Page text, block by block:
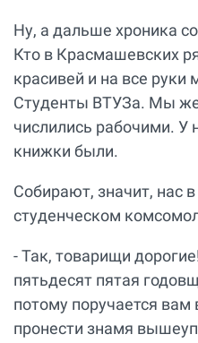
Ну, а дальше хроника
Кто в Красмашевских
красивей и на все руки
Студенты ВТУЗа. Мы же
числились рабочими. У
книжки были.
Собирают, значит, нас
студенческом
- Так, товарищи
пятьдесят пятая
потому поручается вам
пронести знамя